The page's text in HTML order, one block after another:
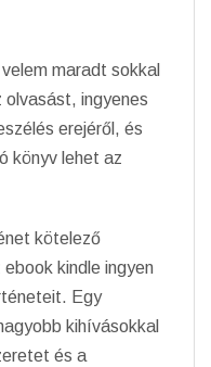
maradt sokkal
ingyenes
erejéről, és
könyv lehet az
kötelező
kindle ingyen
Egy
kihívásokkal
és a